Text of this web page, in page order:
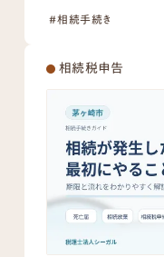
#相続手続き
相続税申告